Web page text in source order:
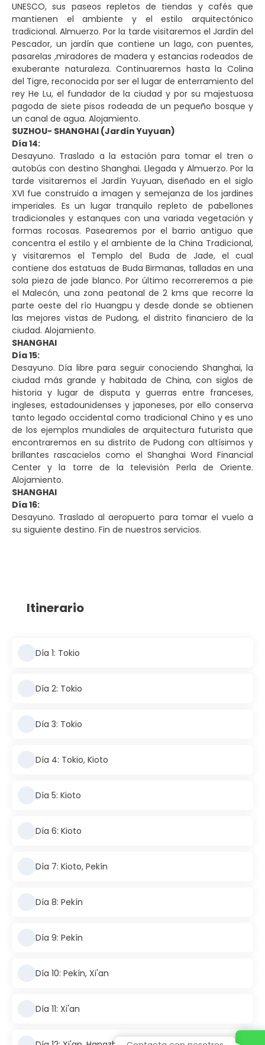
UNESCO, sus paseos repletos de tiendas y cafés que
mantienen el ambiente y el estilo arquitectónico
tradicional. Almuerzo. Por la tarde visitaremos el Jardín del
Pescador, un jardín que contiene un lago, con puentes,
pasarelas ,miradores de madera y estancias rodeados de
exuberante naturaleza. Continuaremos hasta la Colina
del Tigre, reconocida por ser el lugar de enterramiento del
rey He Lu, el fundador de la ciudad y por su majestuosa
pagoda de siete pisos rodeada de un pequeño bosque y
un canal de agua. Alojamiento.
SUZHOU- SHANGHAI (Jardín Yuyuan)
Día 14:
Desayuno. Traslado a la estación para tomar el tren o
autobús con destino Shanghai. Llegada y Almuerzo. Por la
tarde visitaremos el Jardín Yuyuan, diseñado en el siglo
XVI fue construido a imagen y semejanza de los jardines
imperiales. Es un lugar tranquilo repleto de pabellones
tradicionales y estanques con una variada vegetación y
formas rocosas. Pasearemos por el barrio antiguo que
concentra el estilo y el ambiente de la China Tradicional,
y visitaremos el Templo del Buda de Jade, el cual
contiene dos estatuas de Buda Birmanas, talladas en una
sola pieza de jade blanco. Por último recorreremos a pie
el Malecón, una zona peatonal de 2 kms que recorre la
parte oeste del río Huangpu y desde donde se obtienen
las mejores vistas de Pudong, el distrito financiero de la
ciudad. Alojamiento.
SHANGHAI
Día 15:
Desayuno. Día libre para seguir conociendo Shanghai, la
ciudad más grande y habitada de China, con siglos de
historia y lugar de disputa y guerras entre franceses,
ingleses, estadounidenses y japoneses, por ello conserva
tanto legado occidental como tradicional Chino y es uno
de los ejemplos mundiales de arquitectura futurista que
encontraremos en su distrito de Pudong con altísimos y
brillantes rascacielos como el Shanghai Word Financial
Center y la torre de la televisión Perla de Oriente.
Alojamiento.
SHANGHAI
Día 16:
Desayuno. Traslado al aeropuerto para tomar el vuelo a
su siguiente destino. Fin de nuestros servicios.
Itinerario
Día 1: Tokio
Día 2: Tokio
Día 3: Tokio
Día 4: Tokio, Kioto
Día 5: Kioto
Día 6: Kioto
Día 7: Kioto, Pekín
Día 8: Pekín
Día 9: Pekín
Día 10: Pekín, Xi'an
Día 11: Xi'an